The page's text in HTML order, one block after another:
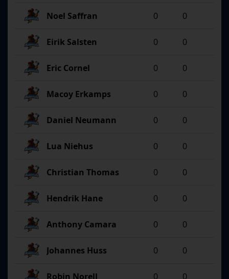
Noel Saffran 0 0
Eirik Salsten 0 0
Eric Cornel 0 0
Macoy Erkamps 0 0
Daniel Neumann 0 0
Lua Niehus 0 0
Christian Thomas 0 0
Hendrik Hane 0 0
Anthony Camara 0 0
Johannes Huss 0 0
Robin Norell 0 0